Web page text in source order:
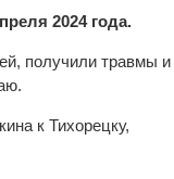
2024 года.
получили травмы и
к Тихорецку,